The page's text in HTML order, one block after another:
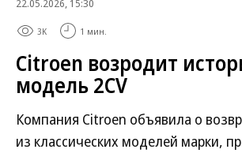
22.05.2026, 15:30
3K 1 мин.
Citroen возродит
модель 2CV
Компания Citroen объявила о
из классических моделей марки,